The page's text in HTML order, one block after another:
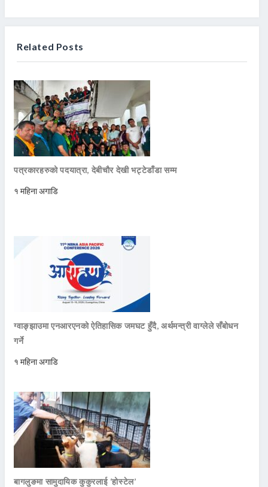
Related Posts
पत्रकारहरुको पदयात्रा, देबीचौर देखी भट्टेडाँडा सम्म
१ महिना अगाडि
ग्वाङ्झाउमा एनआरएनको ऐतिहासिक जमघट हुँदै, अर्थमन्त्री वाग्लेले सँबोधन
गर्ने
१ महिना अगाडि
बागलुङमा सामुदायिक कुकुरलाई ‘होस्टेल’